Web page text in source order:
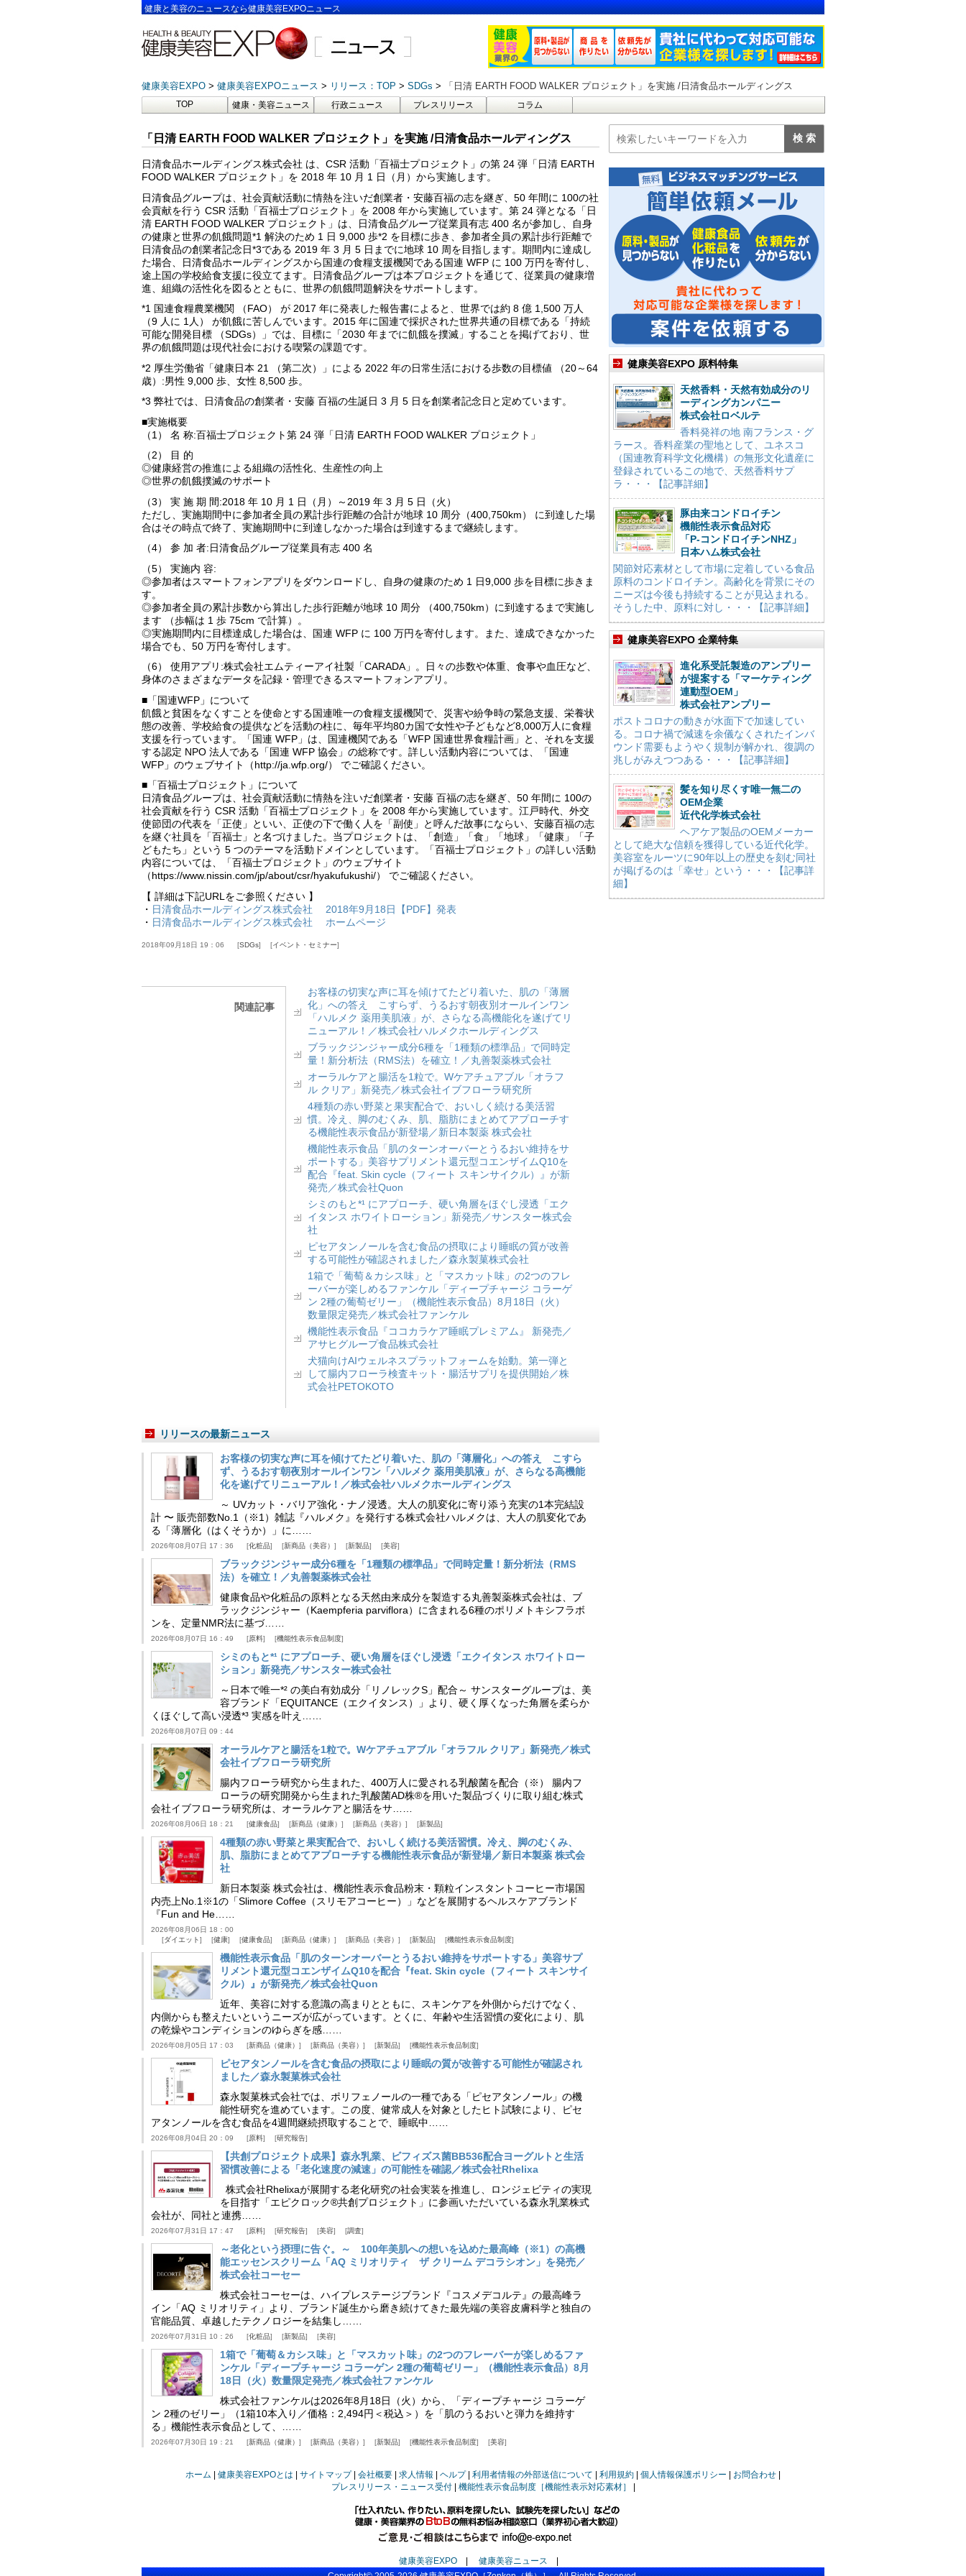
健康と美容のニュースなら健康美容EXPOニュース
健康美容EXPO 健康美容EXPOニュース リリース：TOP SDGs 「日清 EARTH FOOD WALKER プロジェクト」を実施 /日清食品ホールディングス
TOP 健康・美容ニュース 行政ニュース プレスリリース コラム
「日清 EARTH FOOD WALKER プロジェクト」を実施 /日清食品ホールディングス
日清食品ホールディングス株式会社 は、CSR 活動「百福士プロジェクト」の第 24 弾「日清 EARTH
FOOD WALKER プロジェクト」を 2018 年 10 月 1 日（月）から実施します。
日清食品グループは、社会貢献活動に情熱を注いだ創業者・安藤百福の志を継ぎ、50 年間に 100の社
会貢献を行う CSR 活動「百福士プロジェクト」を 2008 年から実施しています。第 24 弾となる「日
清 EARTH FOOD WALKER プロジェクト」は、日清食品グループ従業員有志 400 名が参加し、自身
の健康と世界の飢餓問題*1 解決のため 1 日 9,000 歩*2 を目標に歩き、参加者全員の累計歩行距離で
日清食品の創業者記念日*3である 2019 年 3 月 5 日までに地球 10 周を目指します。期間内に達成し
た場合、日清食品ホールディングスから国連の食糧支援機関である国連 WFP に 100 万円を寄付し、
途上国の学校給食支援に役立てます。日清食品グループは本プロジェクトを通じて、従業員の健康増
進、組織の活性化を図るとともに、世界の飢餓問題解決をサポートします。
*1 国連食糧農業機関 （FAO） が 2017 年に発表した報告書によると、世界では約 8 億 1,500 万人
（9 人に 1人） が飢餓に苦しんでいます。2015 年に国連で採択された世界共通の目標である「持続
可能な開発目標 （SDGs）」では、目標に「2030 年までに飢餓を撲滅」することを掲げており、世
界の飢餓問題は現代社会における喫緊の課題です。
*2 厚生労働省「健康日本 21 （第二次）」による 2022 年の日常生活における歩数の目標値 （20～64
歳）:男性 9,000 歩、女性 8,500 歩。
*3 弊社では、日清食品の創業者・安藤 百福の生誕日 3 月 5 日を創業者記念日と定めています。
■実施概要
（1） 名 称:百福士プロジェクト第 24 弾「日清 EARTH FOOD WALKER プロジェクト」
（2） 目 的
◎健康経営の推進による組織の活性化、生産性の向上
◎世界の飢餓撲滅のサポート
（3） 実 施 期 間:2018 年 10 月 1 日（月）～2019 年 3 月 5 日（火）
ただし、実施期間中に参加者全員の累計歩行距離の合計が地球 10 周分（400,750km） に到達した場
合はその時点で終了、実施期間中に到達しなかった場合は到達するまで継続します。
（4） 参 加 者:日清食品グループ従業員有志 400 名
（5） 実施内 容:
◎参加者はスマートフォンアプリをダウンロードし、自身の健康のため 1 日9,000 歩を目標に歩きま
す。
◎参加者全員の累計歩数から算出した歩行距離が地球 10 周分 （400,750km）に到達するまで実施し
ます （歩幅は 1 歩 75cm で計算）。
◎実施期間内に目標達成した場合は、国連 WFP に 100 万円を寄付します。また、達成できなかった
場合でも、50 万円を寄付します。
（6） 使用アプリ:株式会社エムティーアイ社製「CARADA」。日々の歩数や体重、食事や血圧など、
身体のさまざまなデータを記録・管理できるスマートフォンアプリ。
■「国連WFP」について
飢餓と貧困をなくすことを使命とする国連唯一の食糧支援機関で、災害や紛争時の緊急支援、栄養状
態の改善、学校給食の提供などを活動の柱に、毎年平均80カ国で女性や子どもなど8,000万人に食糧
支援を行っています。「国連 WFP」は、国連機関である「WFP 国連世界食糧計画」と、それを支援
する認定 NPO 法人である「国連 WFP 協会」の総称です。詳しい活動内容については、「国連
WFP」のウェブサイト（http://ja.wfp.org/） でご確認ください。
■「百福士プロジェクト」について
日清食品グループは、社会貢献活動に情熱を注いだ創業者・安藤 百福の志を継ぎ、50 年間に 100の
社会貢献を行う CSR 活動「百福士プロジェクト」を 2008 年から実施しています。江戸時代、外交
使節団の代表を「正使」といい、正使の下で働く人を「副使」と呼んだ故事にならい、安藤百福の志
を継ぐ社員を「百福士」と名づけました。当プロジェクトは、「創造」「食」「地球」「健康」「子
どもたち」という 5 つのテーマを活動ドメインとしています。「百福士プロジェクト」の詳しい活動
内容については、「百福士プロジェクト」のウェブサイト
（https://www.nissin.com/jp/about/csr/hyakufukushi/） でご確認ください。
【 詳細は下記URLをご参照ください 】
・ 日清食品ホールディングス株式会社 2018年9月18日【PDF】発表
・ 日清食品ホールディングス株式会社 ホームページ
2018年09月18日 19：06 SDGs イベント・セミナー
関連記事
お客様の切実な声に耳を傾けてたどり着いた、肌の「薄層
化」への答え こすらず、うるおす朝夜別オールインワン
「ハルメク 薬用美肌液」が、さらなる高機能化を遂げてリ
ニューアル！／株式会社ハルメクホールディングス
ブラックジンジャー成分6種を「1種類の標準品」で同時定
量！新分析法（RMS法）を確立！／丸善製薬株式会社
オーラルケアと腸活を1粒で。Wケアチュアブル「オラフ
ル クリア」新発売／株式会社イブフローラ研究所
4種類の赤い野菜と果実配合で、おいしく続ける美活習
慣。冷え、脚のむくみ、肌、脂肪にまとめてアプローチす
る機能性表示食品が新登場／新日本製薬 株式会社
機能性表示食品「肌のターンオーバーとうるおい維持をサ
ポートする」美容サプリメント還元型コエンザイムQ10を
配合『feat. Skin cycle（フィート スキンサイクル）』が新
発売／株式会社Quon
シミのもと*¹ にアプローチ、硬い角層をほぐし浸透「エク
イタンス ホワイトローション」新発売／サンスター株式会
社
ピセアタンノールを含む食品の摂取により睡眠の質が改善
する可能性が確認されました／森永製菓株式会社
1箱で「葡萄＆カシス味」と「マスカット味」の2つのフレ
ーバーが楽しめるファンケル「ディープチャージ コラーゲ
ン 2種の葡萄ゼリー」（機能性表示食品）8月18日（火）
数量限定発売／株式会社ファンケル
機能性表示食品『ココカラケア睡眠プレミアム』 新発売／
アサヒグループ食品株式会社
犬猫向けAIウェルネスプラットフォームを始動。第一弾と
して腸内フローラ検査キット・腸活サプリを提供開始／株
式会社PETOKOTO
リリースの最新ニュース
お客様の切実な声に耳を傾けてたどり着いた、肌の「薄層化」への答え こすら
ず、うるおす朝夜別オールインワン「ハルメク 薬用美肌液」が、さらなる高機能
化を遂げてリニューアル！／株式会社ハルメクホールディングス
～ UVカット・バリア強化・ナノ浸透。大人の肌変化に寄り添う充実の1本完結設
計 〜 販売部数No.1（※1）雑誌『ハルメク』を発行する株式会社ハルメクは、大人の肌変化であ
る「薄層化（はくそうか）」に……
2026年08月07日 17：36 化粧品 新商品（美容） 新製品 美容
ブラックジンジャー成分6種を「1種類の標準品」で同時定量！新分析法（RMS
法）を確立！／丸善製薬株式会社
健康食品や化粧品の原料となる天然由来成分を製造する丸善製薬株式会社は、ブ
ラックジンジャー（Kaempferia parviflora）に含まれる6種のポリメトキシフラボ
ンを、定量NMR法に基づ……
2026年08月07日 16：49 原料 機能性表示食品制度
シミのもと*¹ にアプローチ、硬い角層をほぐし浸透「エクイタンス ホワイトロー
ション」新発売／サンスター株式会社
～日本で唯一*² の美白有効成分「リノレックS」配合～ サンスターグループは、美
容ブランド「EQUITANCE（エクイタンス）」より、硬く厚くなった角層を柔らか
くほぐして高い浸透*³ 実感を叶え……
2026年08月07日 09：44
オーラルケアと腸活を1粒で。Wケアチュアブル「オラフル クリア」新発売／株式
会社イブフローラ研究所
腸内フローラ研究から生まれた、400万人に愛される乳酸菌を配合（※） 腸内フ
ローラの研究開発から生まれた乳酸菌AD株®を用いた製品づくりに取り組む株式
会社イブフローラ研究所は、オーラルケアと腸活をサ……
2026年08月06日 18：21 健康食品 新商品（健康） 新商品（美容） 新製品
4種類の赤い野菜と果実配合で、おいしく続ける美活習慣。冷え、脚のむくみ、
肌、脂肪にまとめてアプローチする機能性表示食品が新登場／新日本製薬 株式会
社
新日本製薬 株式会社は、機能性表示食品粉末・顆粒インスタントコーヒー市場国
内売上No.1※1の「Slimore Coffee（スリモアコーヒー）」などを展開するヘルスケアブランド
『Fun and He……
2026年08月06日 18：00
ダイエット
健康 健康食品 新商品（健康） 新商品（美容） 新製品 機能性表示食品制度
機能性表示食品「肌のターンオーバーとうるおい維持をサポートする」美容サプ
リメント還元型コエンザイムQ10を配合『feat. Skin cycle（フィート スキンサイ
クル）』が新発売／株式会社Quon
近年、美容に対する意識の高まりとともに、スキンケアを外側からだけでなく、
内側からも整えたいというニーズが広がっています。とくに、年齢や生活習慣の変化により、肌
の乾燥やコンディションのゆらぎを感……
2026年08月05日 17：03 新商品（健康） 新商品（美容） 新製品 機能性表示食品制度
ピセアタンノールを含む食品の摂取により睡眠の質が改善する可能性が確認され
ました／森永製菓株式会社
森永製菓株式会社では、ポリフェノールの一種である「ピセアタンノール」の機
能性研究を進めています。この度、健常成人を対象としたヒト試験により、ピセ
アタンノールを含む食品を4週間継続摂取することで、睡眠中……
2026年08月04日 20：09 原料 研究報告
【共創プロジェクト成果】森永乳業、ビフィズス菌BB536配合ヨーグルトと生活
習慣改善による「老化速度の減速」の可能性を確認／株式会社Rhelixa
株式会社Rhelixaが展開する老化研究の社会実装を推進し、ロンジェビティの実現
を目指す「エピクロック®共創プロジェクト」に参画いただいている森永乳業株式
会社が、同社と連携……
2026年07月31日 17：47 原料 研究報告 美容 調査
～老化という摂理に告ぐ。～ 100年美肌への想いを込めた最高峰（※1）の高機
能エッセンスクリーム「AQ ミリオリティ ザ クリーム デコラシオン」を発売／
株式会社コーセー
株式会社コーセーは、ハイプレステージブランド『コスメデコルテ』の最高峰ラ
イン「AQ ミリオリティ」より、ブランド誕生から磨き続けてきた最先端の美容皮膚科学と独自の
官能品質、卓越したテクノロジーを結集し……
2026年07月31日 10：26 化粧品 新製品 美容
1箱で「葡萄＆カシス味」と「マスカット味」の2つのフレーバーが楽しめるファ
ンケル「ディープチャージ コラーゲン 2種の葡萄ゼリー」（機能性表示食品）8月
18日（火）数量限定発売／株式会社ファンケル
株式会社ファンケルは2026年8月18日（火）から、「ディープチャージ コラーゲ
ン 2種のゼリー」（1箱10本入り／価格：2,494円＜税込＞）を「肌のうるおいと弾力を維持す
る」機能性表示食品として、……
2026年07月30日 19：21 新商品（健康） 新商品（美容） 新製品 機能性表示食品制度 美容
健康美容EXPO 原料特集
天然香料・天然有効成分のリ
ーディングカンパニー
株式会社ロベルテ
香料発祥の地 南フランス・グ
ラース。香料産業の聖地として、ユネスコ
（国連教育科学文化機構）の無形文化遺産に
登録されているこの地で、天然香料サプ
ラ・・・【記事詳細】
豚由来コンドロイチン
機能性表示食品対応
「P-コンドロイチンNHZ」
日本ハム株式会社
関節対応素材として市場に定着している食品
原料のコンドロイチン。高齢化を背景にその
ニーズは今後も持続することが見込まれる。
そうした中、原料に対し・・・【記事詳細】
健康美容EXPO 企業特集
進化系受託製造のアンプリー
が提案する「マーケティング
連動型OEM」
株式会社アンプリー
ポストコロナの動きが水面下で加速してい
る。コロナ禍で減速を余儀なくされたインバ
ウンド需要もようやく規制が解かれ、復調の
兆しがみえつつある・・・【記事詳細】
髪を知り尽くす唯一無二の
OEM企業
近代化学株式会社
ヘアケア製品のOEMメーカー
として絶大な信頼を獲得している近代化学。
美容室をルーツに90年以上の歴史を刻む同社
が掲げるのは「幸せ」という・・・【記事詳
細】
ホーム 健康美容EXPOとは サイトマップ 会社概要 求人情報 ヘルプ 利用者情報の外部送信について 利用規約 個人情報保護ポリシー
お問合わせ
プレスリリース・ニュース受付
機能性表示食品制度［機能性表示対応素材］
健康美容EXPO 健康美容ニュース